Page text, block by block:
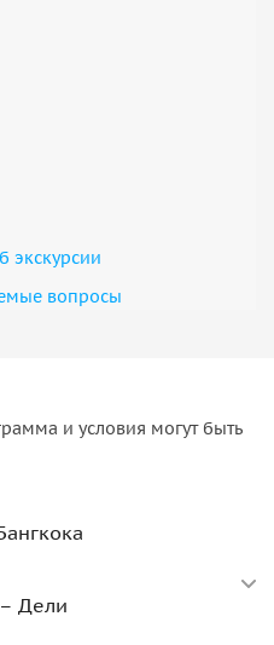
экскурсии
вопросы
и условия могут быть
Дели